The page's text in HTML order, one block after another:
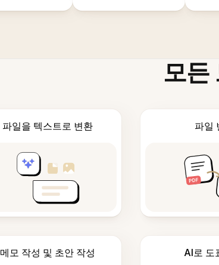
모든
파일을 텍스트로 변환 파일
메모 작성 및 초안 작성 AI로 도